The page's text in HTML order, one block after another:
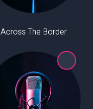
Across The Border